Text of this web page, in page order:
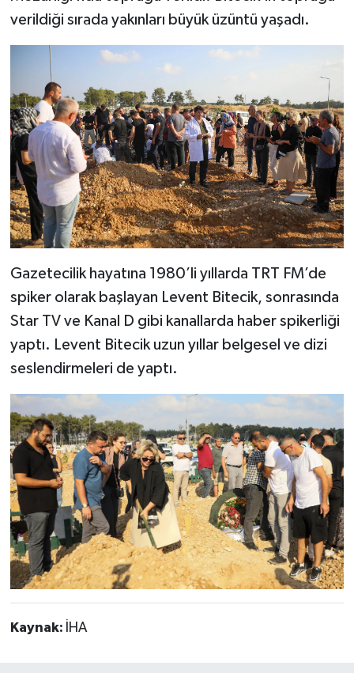
verildiği sırada yakınları büyük üzüntü yaşadı.
Gazetecilik hayatına 1980’li yıllarda TRT FM’de
spiker olarak başlayan Levent Bitecik, sonrasında
Star TV ve Kanal D gibi kanallarda haber spikerliği
yaptı. Levent Bitecik uzun yıllar belgesel ve dizi
seslendirmeleri de yaptı.
Kaynak: İHA